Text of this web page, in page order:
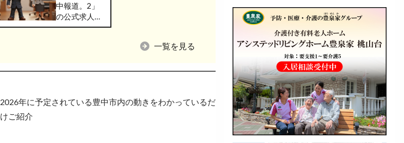
中報道。2」
の公式求人情
報サービス
して
一覧を見る
2026年に予定されている豊中市内の動きをわかっているだ
けご紹介